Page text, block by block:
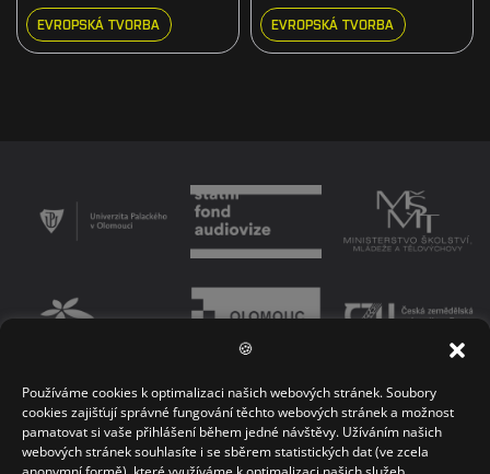
🍪
Používáme cookies k optimalizaci našich webových stránek. Soubory
cookies zajišťují správné fungování těchto webových stránek a možnost
pamatovat si vaše přihlášení během jedné návštěvy. Užíváním našich
webových stránek souhlasíte i se sběrem statistických dat (ve zcela
EVROPSKÁ TVORBA EVROPSKÁ TVORBA
PODMÍNKY UŽÍVÁNÍ PLATFORMY ZÁSADY OCHRANY OSOBNÍCH ÚDAJŮ
KONTAKT